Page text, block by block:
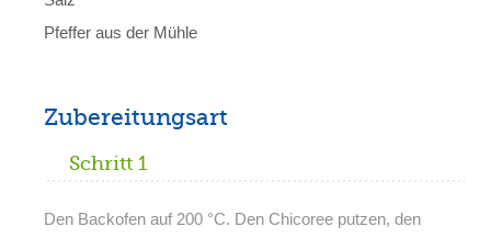
Pfeffer aus der Mühle
Zubereitungsart
Schritt 1
Den Backofen auf 200 °C. Den Chicoree putzen, den